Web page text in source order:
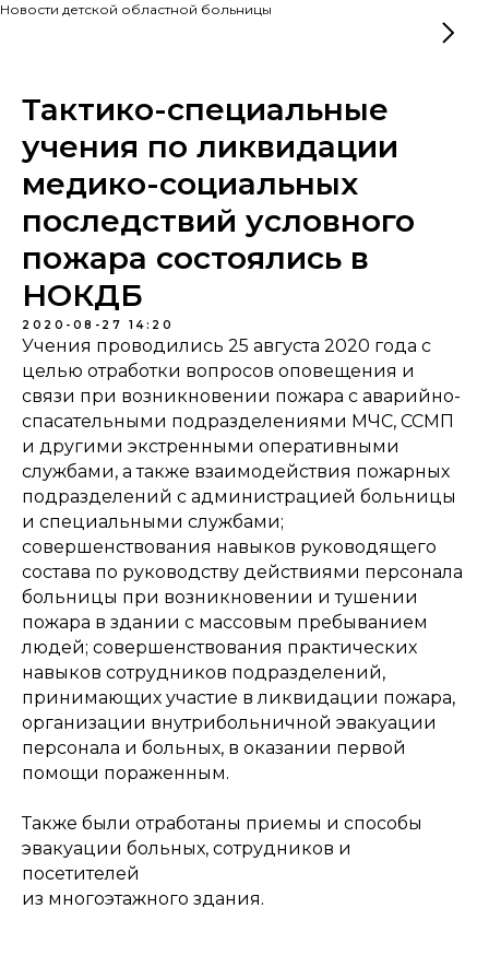
Новости детской областной больницы
Тактико-специальные
учения по ликвидации
медико-социальных
последствий условного
пожара состоялись в
НОКДБ
2020-08-27 14:20
Учения проводились 25 августа 2020 года с
целью отработки вопросов оповещения и
связи при возникновении пожара с аварийно-
спасательными подразделениями МЧС, ССМП
и другими экстренными оперативными
службами, а также взаимодействия пожарных
подразделений с администрацией больницы
и специальными службами;
совершенствования навыков руководящего
состава по руководству действиями персонала
больницы при возникновении и тушении
пожара в здании с массовым пребыванием
людей; совершенствования практических
навыков сотрудников подразделений,
принимающих участие в ликвидации пожара,
организации внутрибольничной эвакуации
персонала и больных, в оказании первой
помощи пораженным.
Также были отработаны приемы и способы
эвакуации больных, сотрудников и
посетителей
из многоэтажного здания.